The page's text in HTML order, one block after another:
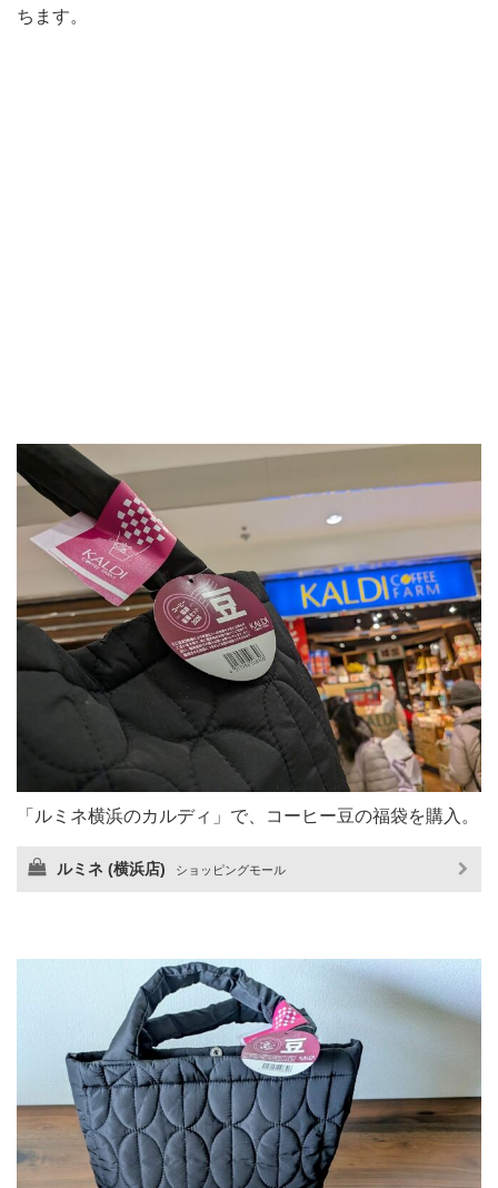
ちます。
「ルミネ横浜のカルディ」で、コーヒー豆の福袋を購入。
ルミネ (横浜店) ショッピングモール